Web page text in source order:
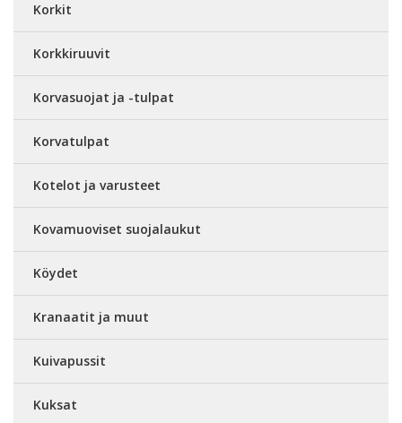
Korkit
Korkkiruuvit
Korvasuojat ja -tulpat
Korvatulpat
Kotelot ja varusteet
Kovamuoviset suojalaukut
Köydet
Kranaatit ja muut
Kuivapussit
Kuksat